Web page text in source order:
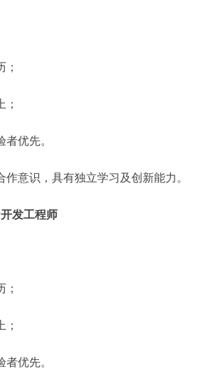
；
；
优先。
作意识，具有独立学习及创新能力。
发工程师
；
；
优先。